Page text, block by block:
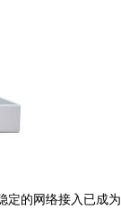
定的网络接入已成为